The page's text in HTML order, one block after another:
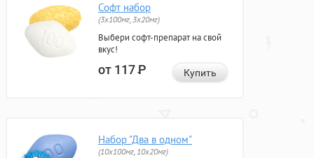
Софт набор
(3x100мг, 3x20мг)
Выбери софт-препарат на свой
вкус!
от 117Р Купить
Набор "Два в одном"
(10x100мг, 10x20мг)